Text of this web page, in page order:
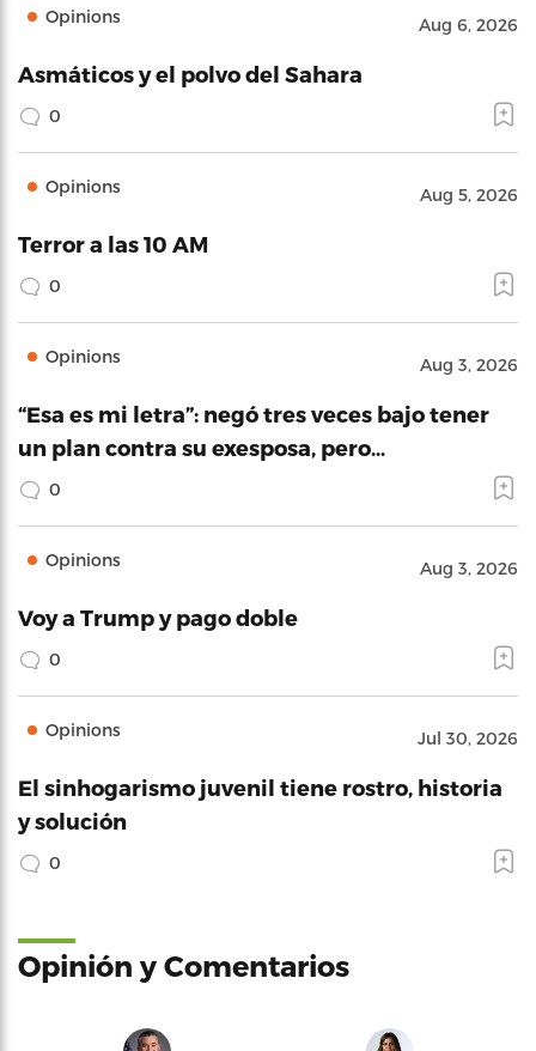
Opinions Aug 6, 2026
Asmáticos y el polvo del Sahara
0
Opinions Aug 5, 2026
Terror a las 10 AM
0
Opinions Aug 3, 2026
“Esa es mi letra”: negó tres veces bajo tener
un plan contra su exesposa, pero…
0
Opinions Aug 3, 2026
Voy a Trump y pago doble
0
Opinions Jul 30, 2026
El sinhogarismo juvenil tiene rostro, historia
y solución
0
Opinión y Comentarios